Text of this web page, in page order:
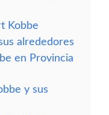
Kobbe
alrededores
en Provincia
y sus